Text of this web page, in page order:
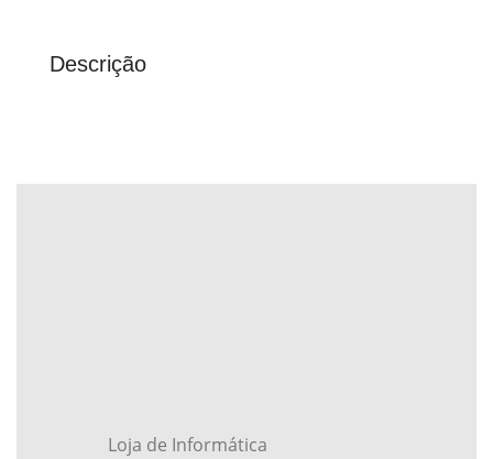
Descrição
Loja de Informática